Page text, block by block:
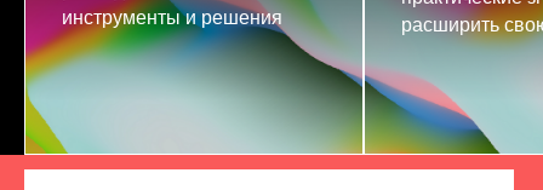
инструменты и решения
расширить